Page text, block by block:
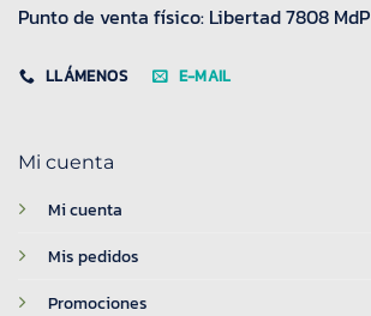
Punto de venta físico: Libertad 7808 MdP
LLÁMENOS E-MAIL
Mi cuenta
Mi cuenta
Mis pedidos
Promociones